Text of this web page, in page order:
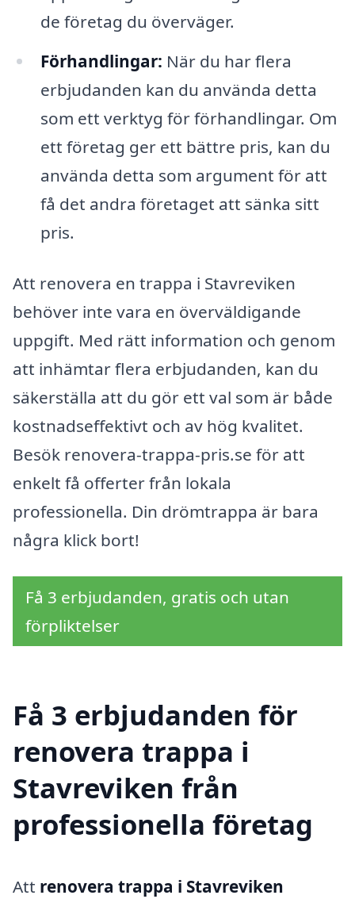
de företag du överväger.
Förhandlingar: När du har flera
erbjudanden kan du använda detta
som ett verktyg för förhandlingar. Om
ett företag ger ett bättre pris, kan du
använda detta som argument för att
få det andra företaget att sänka sitt
pris.
Att renovera en trappa i Stavreviken
behöver inte vara en överväldigande
uppgift. Med rätt information och genom
att inhämtar flera erbjudanden, kan du
säkerställa att du gör ett val som är både
kostnadseffektivt och av hög kvalitet.
Besök renovera-trappa-pris.se för att
enkelt få offerter från lokala
professionella. Din drömtrappa är bara
några klick bort!
Få 3 erbjudanden, gratis och utan
förpliktelser
Få 3 erbjudanden för
renovera trappa i
Stavreviken från
professionella företag
Att renovera trappa i Stavreviken